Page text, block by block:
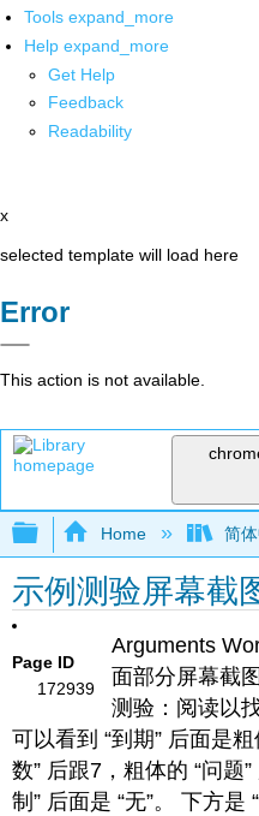
Tools expand_more
Help expand_more
Get Help
Feedback
Readability
x
selected template will load here
Error
This action is not available.
Expand/collapse
Home 简
示例测验屏幕截
Page ID
172939
Arguments
面部分屏幕截
测验：阅读以
可以看到 “到期” 后面是
数” 后跟7，粗体的 “问题
制” 后面是 “无”。 下方是